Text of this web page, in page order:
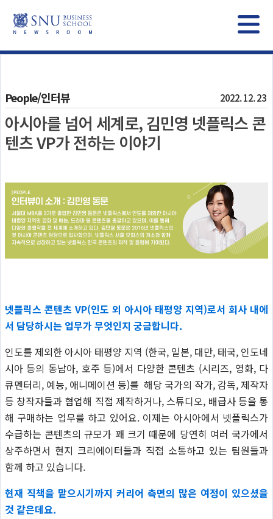
People/인터뷰 2022. 12. 23
아시아를 넘어 세계로, 김민영 넷플릭스 콘
텐츠 VP가 전하는 이야기
넷플릭스 콘텐츠 VP(인도 외 아시아 태평양 지역)로서 회사 내에
서 담당하시는 업무가 무엇인지 궁금합니다.
인도를 제외한 아시아 태평양 지역 (한국, 일본, 대만, 태국, 인도네
시아 등의 동남아, 호주 등)에서 다양한 콘텐츠 (시리즈, 영화, 다
큐멘터리, 예능, 애니메이션 등)를 해당 국가의 작가, 감독, 제작자
등 창작자들과 협업해 직접 제작하거나, 스튜디오, 배급사 등을 통
해 구매하는 업무를 하고 있어요. 이제는 아시아에서 넷플릭스가
수급하는 콘텐츠의 규모가 꽤 크기 때문에 당연히 여러 국가에서
상주하면서 현지 크리에이터들과 직접 소통하고 있는 팀원들과
함께 하고 있습니다.
현재 직책을 맡으시기까지 커리어 측면의 많은 여정이 있으셨을
것 같은데요.